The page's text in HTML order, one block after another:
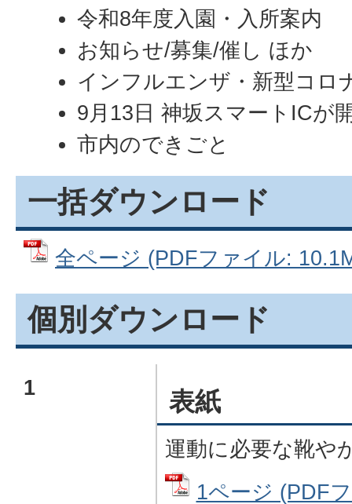
令和8年度入園・入所案内
お知らせ/募集/催し ほか
インフルエンザ・新型コロ
9月13日 神坂スマートICが
市内のできごと
一括ダウンロード
全ページ (PDFファイル:
個別ダウンロード
1 表紙
運動に必要な靴や
1ページ (PDF